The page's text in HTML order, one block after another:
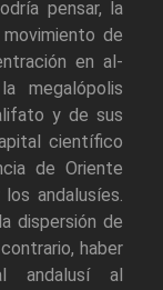
pensar, la
de
en al-
megalópolis
y de sus
científico
de Oriente
andalusíes.
dispersión de
haber
andalusí al